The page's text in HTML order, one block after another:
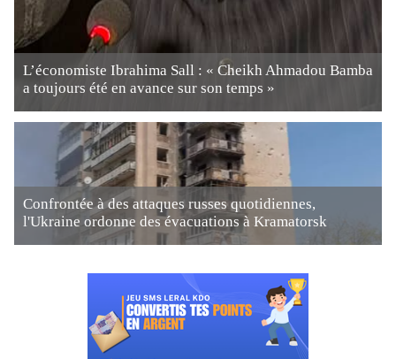
L’économiste Ibrahima Sall : « Cheikh Ahmadou Bamba
a toujours été en avance sur son temps »
Confrontée à des attaques russes quotidiennes,
l'Ukraine ordonne des évacuations à Kramatorsk